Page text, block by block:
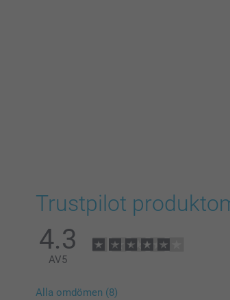
Trustpilot
4.3
AV5
Alla omdömen (8)